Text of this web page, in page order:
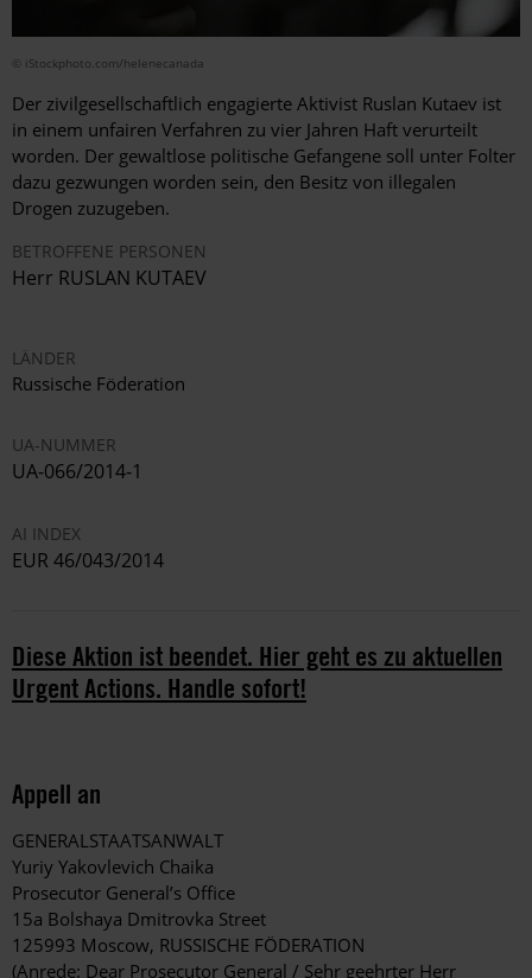
© iStockphoto.com/helenecanada
Der zivilgesellschaftlich engagierte Aktivist Ruslan Kutaev ist
in einem unfairen Verfahren zu vier Jahren Haft verurteilt
worden. Der gewaltlose politische Gefangene soll unter Folter
dazu gezwungen worden sein, den Besitz von illegalen
Drogen zuzugeben.
BETROFFENE PERSONEN
Herr RUSLAN KUTAEV
LÄNDER
Russische Föderation
UA-NUMMER
UA-066/2014-1
AI INDEX
EUR 46/043/2014
Diese Aktion ist beendet. Hier geht es zu aktuellen
Urgent Actions. Handle sofort!
Appell an
GENERALSTAATSANWALT
Yuriy Yakovlevich Chaika
Prosecutor General’s Office
15a Bolshaya Dmitrovka Street
125993 Moscow, RUSSISCHE FÖDERATION
(Anrede: Dear Prosecutor General / Sehr geehrter Herr